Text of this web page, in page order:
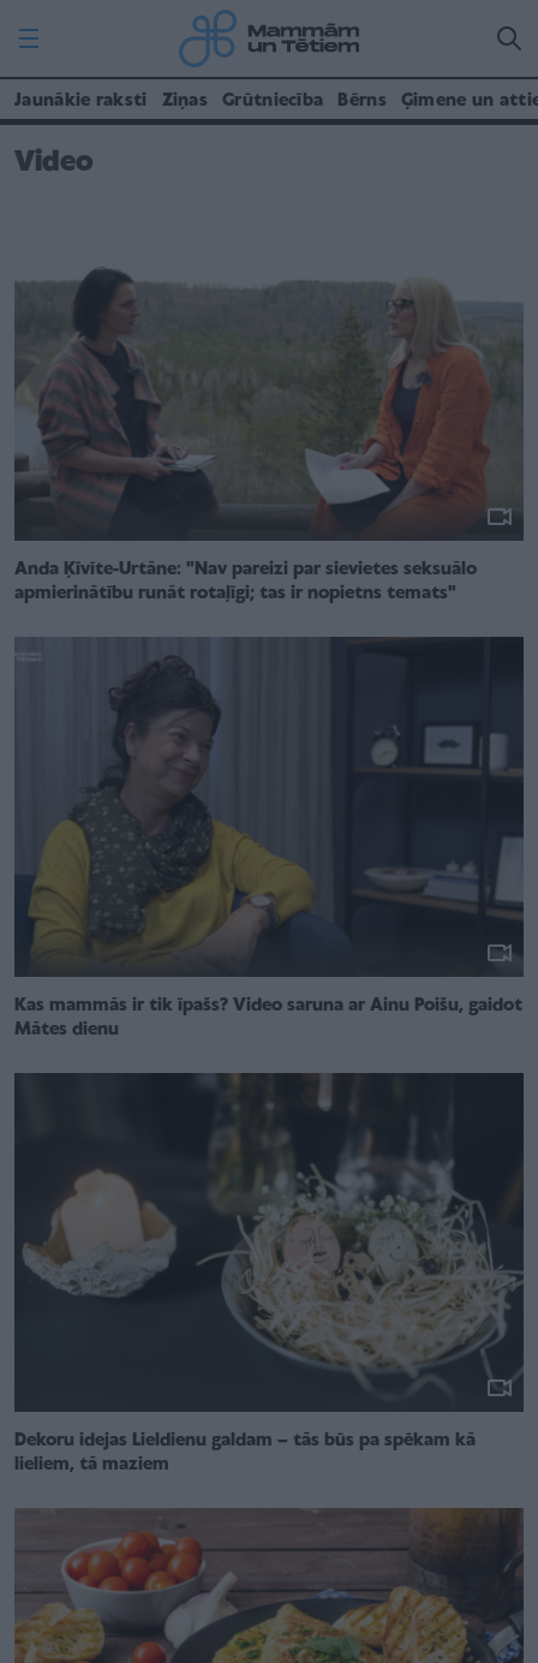
Jaunākie raksti Ziņas Grūtniecība Bērns Ģimene un
Video
Anda Ķīvīte-Urtāne: "Nav pareizi par sievietes seksuālo
apmierinātību runāt rotaļīgi; tas ir nopietns temats"
Kas mammās ir tik īpašs? Video saruna ar Ainu Poišu, gaidot
Mātes dienu
Dekoru idejas Lieldienu galdam – tās būs pa spēkam kā
lieliem, tā maziem